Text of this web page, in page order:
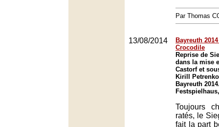
Par Thomas
13/08/2014
Bayreuth
Crocodile
Reprise de
dans la mise
Castorf et
Kirill
Bayreuth
Toujours
ratés, le
fait la part